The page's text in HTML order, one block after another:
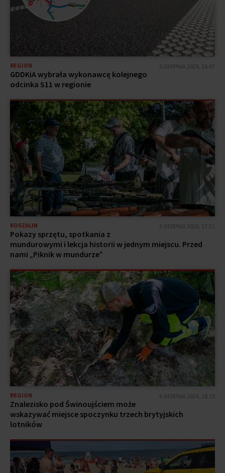
6 SIERPNIA 2026, 16:47
REGION
GDDKiA wybrała wykonawcę kolejnego
odcinka S11 w regionie
6 SIERPNIA 2026, 17:21
KOSZALIN
Pokazy sprzętu, spotkania z
mundurowymi i lekcja historii w jednym miejscu. Przed
nami „Piknik w mundurze”
6 SIERPNIA 2026, 18:15
REGION
Znalezisko pod Świnoujściem może
wskazywać miejsce spoczynku trzech brytyjskich
lotników